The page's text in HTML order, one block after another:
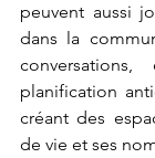
peuvent aussi
dans la
planification
créant des
de vie et ses